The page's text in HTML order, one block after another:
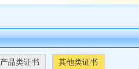
产品类证书 其他类证书